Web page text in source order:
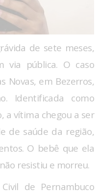
de sete meses,
via pública. O caso
Novas, em Bezerros,
Identificada como
a vítima chegou a ser
de saúde da região,
O bebê que ela
resistiu e morreu.
de Pernambuco